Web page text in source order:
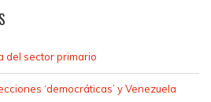
del sector primario
‘democráticas’ y Venezuela